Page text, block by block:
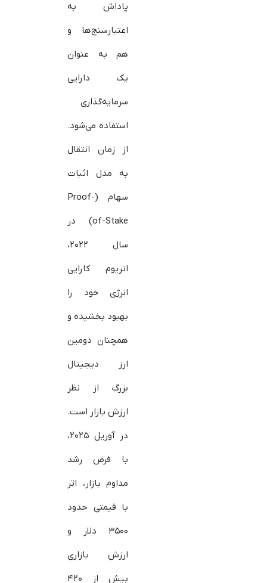
پاداش به
اعتبارسنج‌ها و
هم به عنوان
یک دارایی
سرمایه‌گذاری
استفاده می‌شود.
از زمان انتقال
به مدل اثبات
سهام (Proof-
of-Stake) در
سال ۲۰۲۲،
اتریوم کارایی
انرژی خود را
بهبود بخشیده و
همچنان دومین
ارز دیجیتال
بزرگ از نظر
ارزش بازار است.
در آوریل ۲۰۲۵،
با فرض رشد
مداوم بازار، اتر
با قیمتی حدود
۳۵۰۰ دلار و
ارزش بازاری
بیش از ۴۲۰